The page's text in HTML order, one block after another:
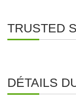
TRUSTED
DÉTAILS